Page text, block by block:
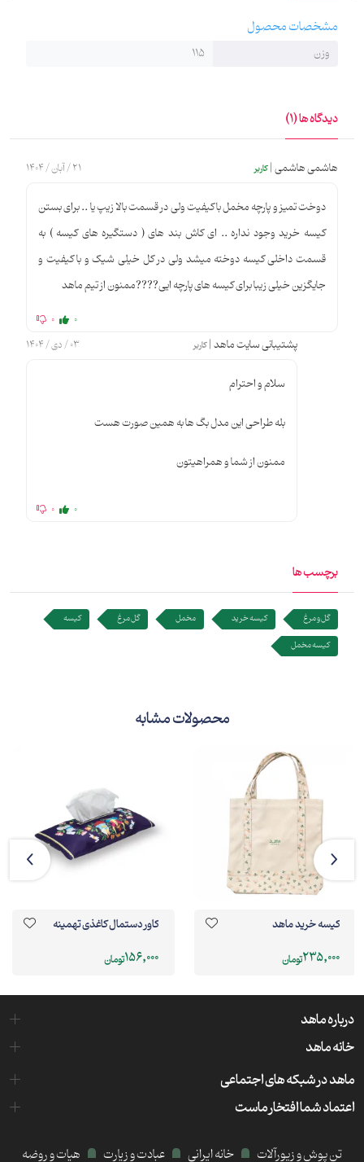
مشخصات محصول
وزن 115
دیدگاه ها (1)
هاشمی هاشمی |کاربر 21 / آبان / 1404
دوخت تمیز و پارچه مخمل با کیفیت ولی در قسمت بالا زیپ یا .. برای بستن
کیسه خرید وجود نداره .. ای کاش بند های ( دستگیره های کیسه ) به
قسمت داخلی کیسه دوخته میشد ولی در کل خیلی شیک و با کیفیت و
جایگزین خیلی زیبا برای کیسه های پارچه ایی????ممنون از تیم ماهد
0
0
پشتیبانی سایت ماهد |کاربر 03 / دی / 1404
سلام و احترام
بله طراحی این مدل بگ ها به همین صورت هست
ممنون از شما و همراهیتون
0
0
برچسب ها
گل و مرغ کیسه خرید مخمل گل مرغ
کیسه
کیسه مخمل
محصولات مشابه
کیسه خرید ماهد
235,000تومان
کاور دستمال کاغذی تهمینه
156,000تومان
درباره ماهد
خانه ماهد
ماهد در شبکه های اجتماعی
اعتماد شما افتخار ماست
تن پوش و زیورآلات خانه ایرانی عبادت و زیارت هیات و روضه